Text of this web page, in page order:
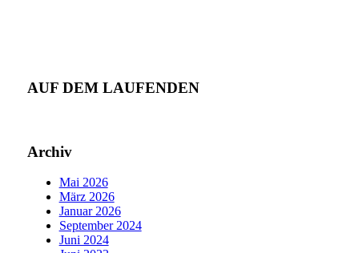
AUF DEM LAUFENDEN
Archiv
Mai 2026
März 2026
Januar 2026
September 2024
Juni 2024